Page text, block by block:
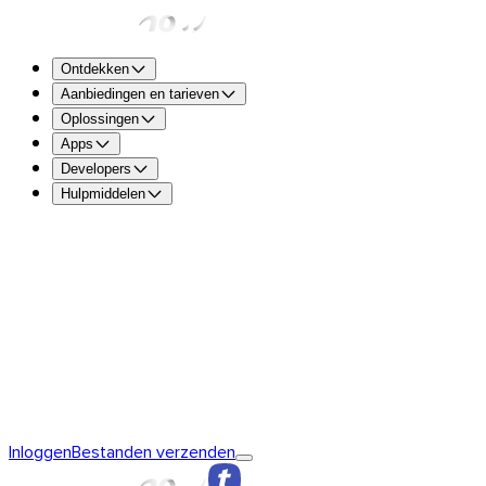
Ontdekken
Aanbiedingen en tarieven
Oplossingen
Apps
Developers
Hulpmiddelen
InloggenBestanden verzenden